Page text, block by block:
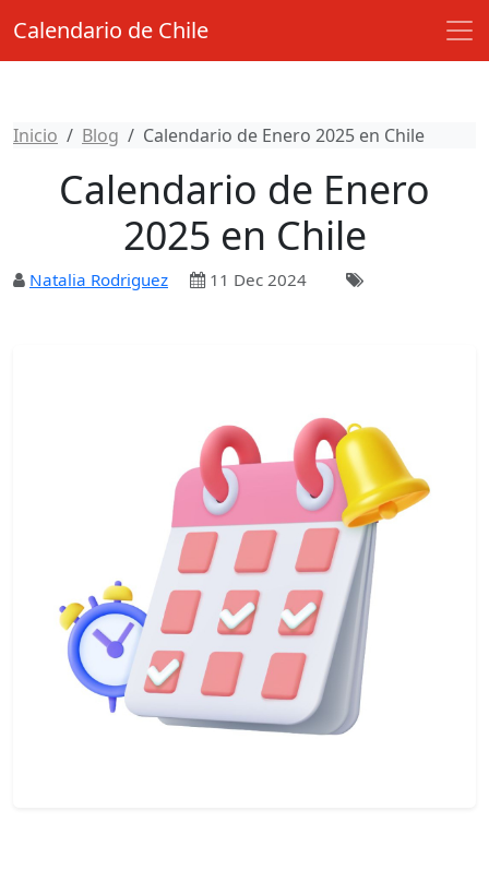
Calendario de Chile
Inicio Blog Calendario de Enero 2025 en Chile
Calendario de Enero
2025 en Chile
Natalia Rodriguez 11 Dec 2024